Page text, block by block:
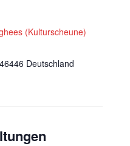
(Kulturscheune)
46446 Deutschland